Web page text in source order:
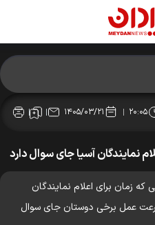
۱۴۰۵/۰۳/۲۱
آسیا جای سوال دارد
برای اعلام نمایندگان
عمل برخی دوستان جای سوال